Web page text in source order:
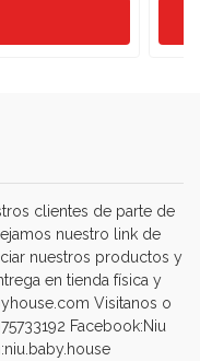
clientes de parte de
nuestro link de
nuestros productos y
en tienda física y
Visitanos o
Facebook:Niu